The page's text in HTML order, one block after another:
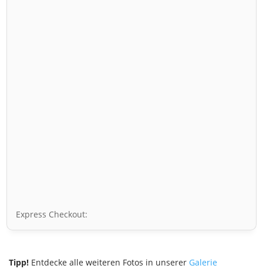
Express Checkout:
Tipp! Entdecke alle weiteren Fotos in unserer Galerie